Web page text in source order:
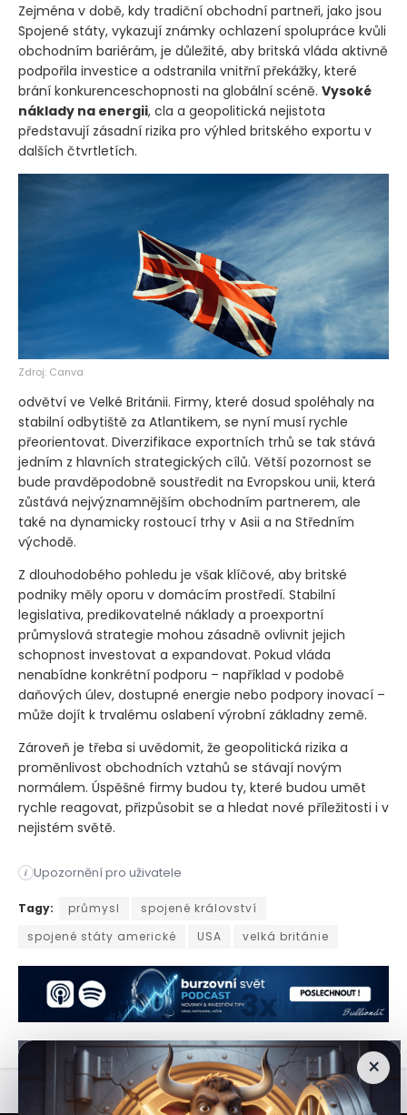
Zejména v době, kdy tradiční obchodní partneři, jako jsou
Spojené státy, vykazují známky ochlazení spolupráce kvůli
obchodním bariérám, je důležité, aby britská vláda aktivně
podpořila investice a odstranila vnitřní překážky, které
brání konkurenceschopnosti na globální scéně. Vysoké
náklady na energii, cla a geopolitická nejistota
představují zásadní rizika pro výhled britského exportu v
dalších čtvrtletích.
Zdroj: Canva
odvětví ve Velké Británii. Firmy, které dosud spoléhaly na
stabilní odbytiště za Atlantikem, se nyní musí rychle
přeorientovat. Diverzifikace exportních trhů se tak stává
jedním z hlavních strategických cílů. Větší pozornost se
bude pravděpodobně soustředit na Evropskou unii, která
zůstává nejvýznamnějším obchodním partnerem, ale
také na dynamicky rostoucí trhy v Asii a na Středním
východě.
Z dlouhodobého pohledu je však klíčové, aby britské
podniky měly oporu v domácím prostředí. Stabilní
legislativa, predikovatelné náklady a proexportní
průmyslová strategie mohou zásadně ovlivnit jejich
schopnost investovat a expandovat. Pokud vláda
nenabídne konkrétní podporu – například v podobě
daňových úlev, dostupné energie nebo podpory inovací –
může dojít k trvalému oslabení výrobní základny země.
Zároveň je třeba si uvědomit, že geopolitická rizika a
proměnlivost obchodních vztahů se stávají novým
normálem. Úspěšné firmy budou ty, které budou umět
rychle reagovat, přizpůsobit se a hledat nové příležitosti i v
nejistém světě.
i Upozornění pro uživatele
Výzkum zdůrazňuje dopad Trumpových cel na
Tagy: průmysl
spojené království
spojené státy americké
USA velká británie
×